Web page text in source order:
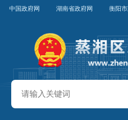
中国政府网 湖南省政府网 衡阳